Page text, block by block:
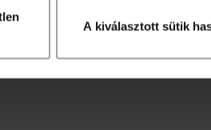
A kiválasztott sütik